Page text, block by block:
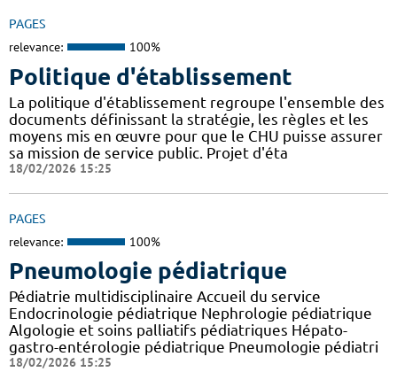
PAGES
relevance: 100%
Politique d'établissement
La politique d'établissement regroupe l'ensemble des
documents définissant la stratégie, les règles et les
moyens mis en œuvre pour que le CHU puisse assurer
sa mission de service public. Projet d'éta
18/02/2026 15:25
PAGES
relevance: 100%
Pneumologie pédiatrique
Pédiatrie multidisciplinaire Accueil du service
Endocrinologie pédiatrique Nephrologie pédiatrique
Algologie et soins palliatifs pédiatriques Hépato-
gastro-entérologie pédiatrique Pneumologie pédiatri
18/02/2026 15:25